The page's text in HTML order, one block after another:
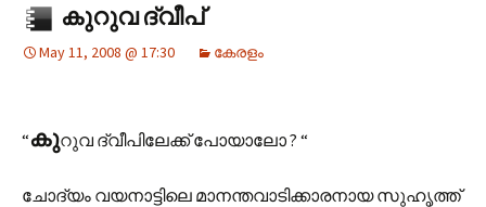
കുറുവ ദ്വീപ്
May 11, 2008 @ 17:30 കേരളം
“കുറുവ ദ്വീപിലേക്ക് പോയാലോ ? “
ചോദ്യം വയനാട്ടിലെ മാ‍നന്തവാടിക്കാരനായ സുഹൃത്ത്